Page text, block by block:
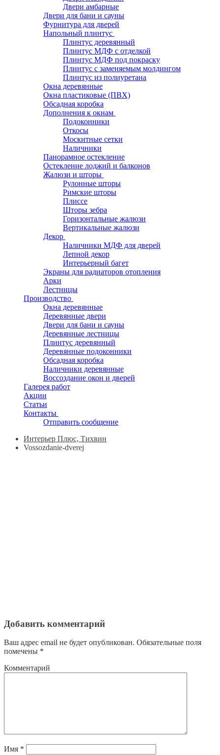
Двери амбарные
Двери для бани и сауны
Фурнитура для дверей
Напольный плинтус
Плинтус деревянный
Плинтус МДФ с отделкой
Плинтус МДФ под покраску
Плинтус с заменяемым молдингом
Плинтус из полиуретана
Окна деревянные
Окна пластиковые (ПВХ)
Обсадная коробка
Дополнения к окнам
Подоконники
Откосы
Москитные сетки
Наличники
Панорамное остекление
Остекление лоджий и балконов
Жалюзи и шторы
Рулонные шторы
Римские шторы
Плиссе
Шторы зебра
Горизонтальные жалюзи
Вертикальные жалюзи
Декор
Наличники МДФ для дверей
Лепной декор
Интерьерный багет
Экраны для радиаторов отопления
Арки
Лестницы
Производство
Окна деревянные
Деревянные двери
Двери для бани и сауны
Деревянные лестницы
Плинтус деревянный
Деревянные подоконники
Обсадная коробка
Наличники деревянные
Воссоздание окон и дверей
Галерея работ
Акции
Статьи
Контакты
Отправить сообщение
Интерьер Плюс, Тихвин
Vossozdanie-dverej
Добавить комментарий
Ваш адрес email не будет опубликован. Обязательные поля
помечены *
Комментарий
Имя *